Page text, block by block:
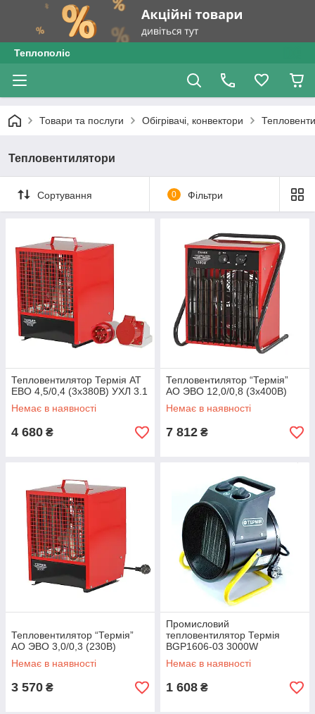
Теплополіс
Товари та послуги Обігрівачі, конвектори
Тепловентилятори
Сортування 0 Фільтри
Тепловентилятор Термія АТ
ЕВО 4,5/0,4 (3х380В) УХЛ 3.1
Немає в наявності
4 680 ₴
Тепловентилятор “Термія”
АО ЭВО 12,0/0,8 (3х400В)
Немає в наявності
7 812 ₴
Тепловентилятор “Термія”
АО ЭВО 3,0/0,3 (230В)
Немає в наявності
3 570 ₴
Промисловий
тепловентилятор Термія
BGP1606-03 3000W
Немає в наявності
1 608 ₴